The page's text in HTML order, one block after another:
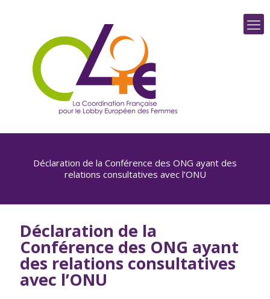
Déclaration de la Conférence des ONG ayant des
relations consultatives avec l’ONU
Déclaration de la
Conférence des ONG ayant
des relations consultatives
avec l’ONU